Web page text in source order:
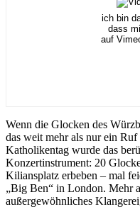
ich bin
dass
auf
Wenn die Glocken des
das weit mehr als nur ein
Katholikentag wurde das
Konzertinstrument: 20
Kiliansplatz erbeben – mal
„Big Ben“ in London. Mehr
außergewöhnliches